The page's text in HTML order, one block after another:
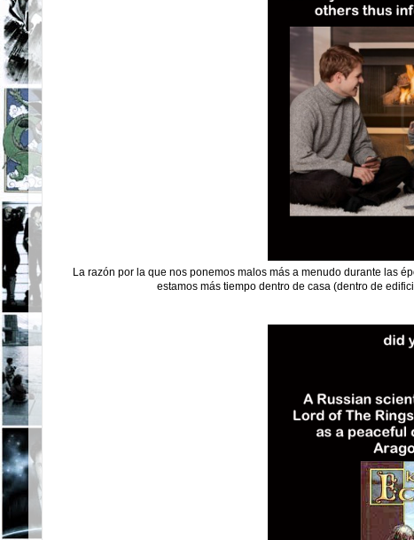
La razón por la que nos ponemos malos más a menudo durante las
estamos más tiempo dentro de casa (dentro de